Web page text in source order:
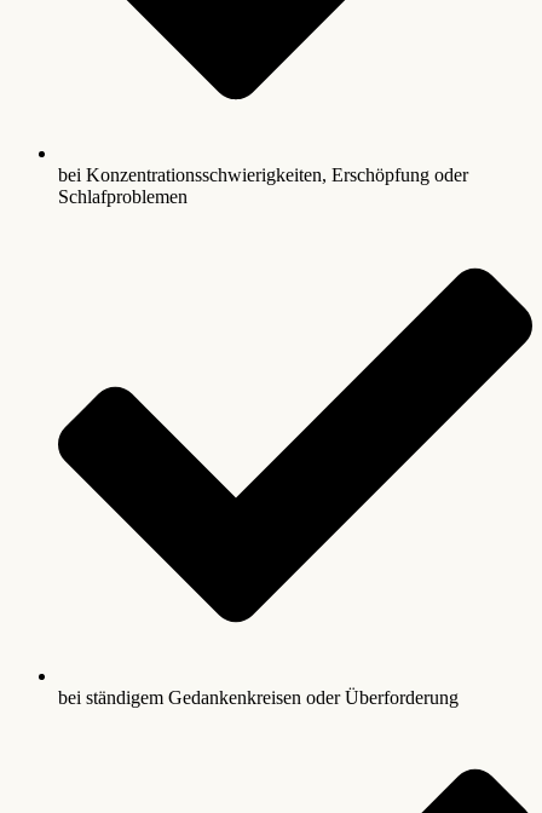
bei Konzentrationsschwierigkeiten, Erschöpfung oder
Schlafproblemen
bei ständigem Gedankenkreisen oder Überforderung